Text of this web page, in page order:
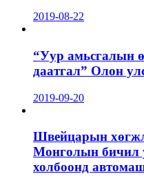
2019-08-22
“Уур амьсгалын
даатгал” Олон
2019-09-20
Швейцарын
Монголын бичил
холбоонд